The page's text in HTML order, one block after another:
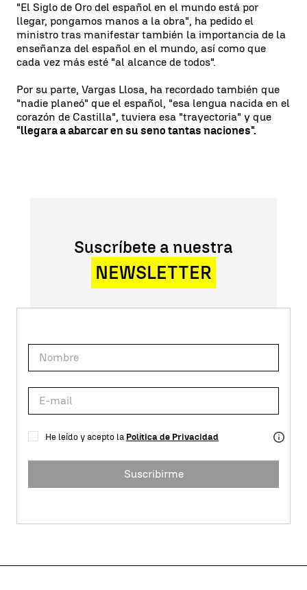
"El Siglo de Oro del español en el mundo está por
llegar, pongamos manos a la obra", ha pedido el
ministro tras manifestar también la importancia de la
enseñanza del español en el mundo, así como que
cada vez más esté "al alcance de todos".
Por su parte, Vargas Llosa, ha recordado también que
"nadie planeó" que el español, "esa lengua nacida en el
corazón de Castilla", tuviera esa "trayectoria" y que
"llegara a abarcar en su seno tantas naciones".
Suscríbete a nuestra
NEWSLETTER
He leído y acepto la Política de Privacidad
Suscribirme